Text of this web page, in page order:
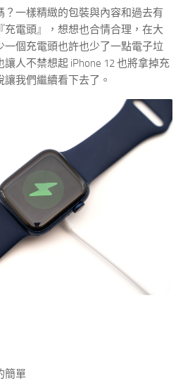
？一樣精緻的包裝與內容和過去有
電頭』，想想也合情合理，在大
一個充電頭也許也少了一點電子垃
人不禁想起 iPhone 12 也將拿掉充
我們繼續看下去了。
簡單